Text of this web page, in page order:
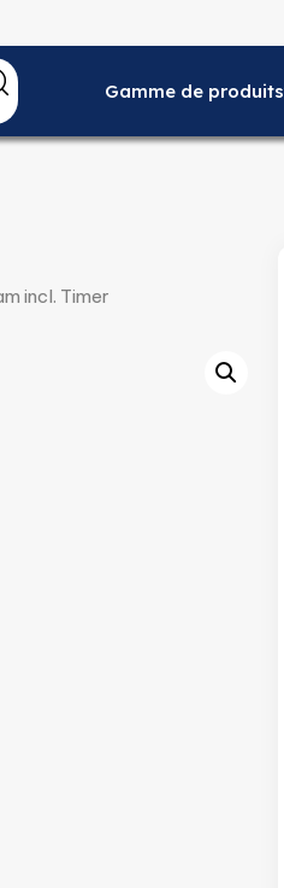
Gamme de produits
incl. Timer